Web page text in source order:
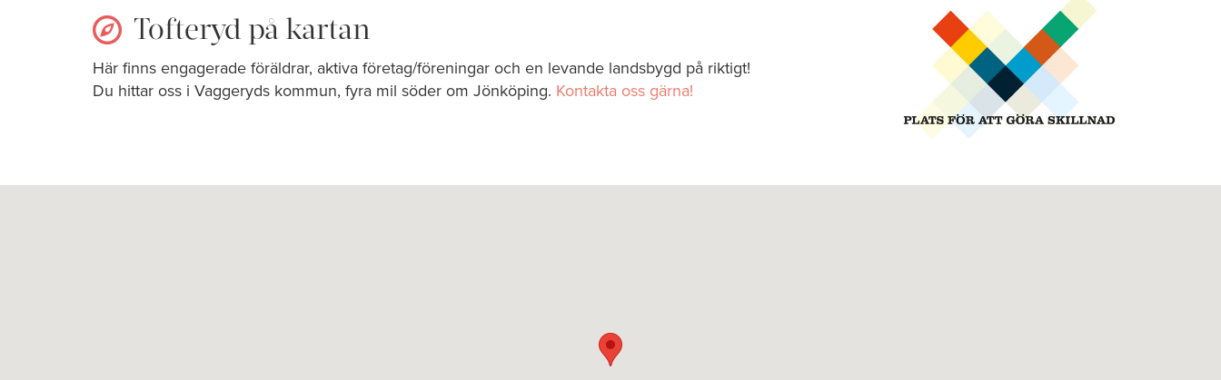
Tofteryd på kartan
Här finns engagerade föräldrar, aktiva företag/föreningar och en levande landsbygd på riktigt!
Du hittar oss i Vaggeryds kommun, fyra mil söder om Jönköping. Kontakta oss gärna!